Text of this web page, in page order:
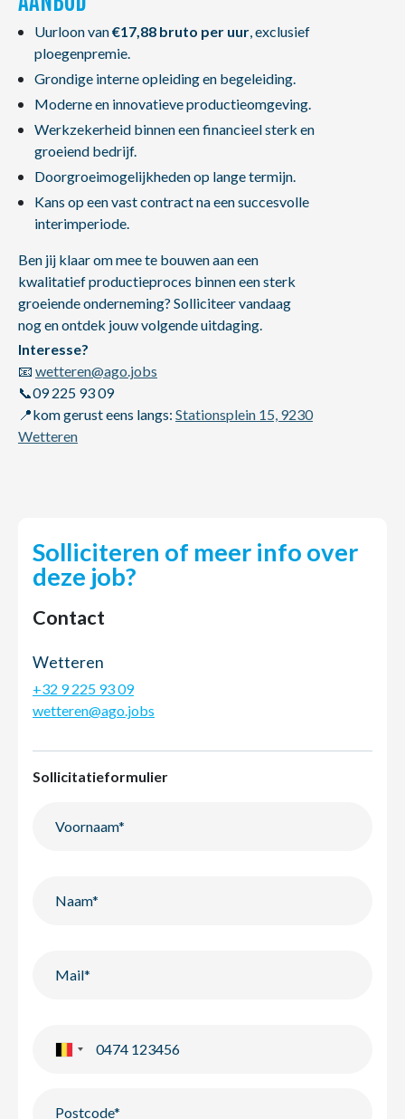
Uurloon van€17,88 bruto per uur, exclusief
ploegenpremie.
Grondige interne opleiding en begeleiding.
Moderne en innovatieve productieomgeving.
Werkzekerheid binnen een financieel sterk en
groeiend bedrijf.
Doorgroeimogelijkheden op lange termijn.
Kans op een vast contract na een succesvolle
interimperiode.
Ben jij klaar om mee te bouwen aan een
kwalitatief productieproces binnen een sterk
groeiende onderneming? Solliciteer vandaag
nog en ontdek jouw volgende uitdaging.
Interesse?
📧 wetteren@ago.jobs
📞09 225 93 09
📍kom gerust eens langs: Stationsplein 15, 9230
Wetteren
Solliciteren of meer info over
deze job?
Contact
Wetteren
+32 9 225 93 09
wetteren@ago.jobs
Sollicitatieformulier